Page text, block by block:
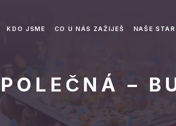
KDO JSME CO U NÁS ZAŽIJEŠ NAŠE
–